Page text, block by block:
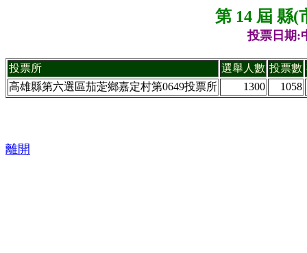
第 14 屆 縣(
投票日期:
投票所 選舉人數 投票數
高雄縣第六選區茄萣鄉嘉定村第0649投票所
1300 1058
離開